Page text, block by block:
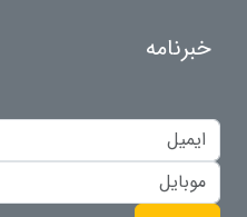
خبرنامه